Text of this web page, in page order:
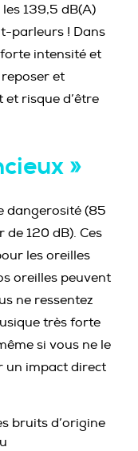
139,5 dB(A)
parleurs ! Dans
intensité et
reposer et
risque d’être
»
dangerosité (85
de 120 dB). Ces
les oreilles
oreilles peuvent
ne ressentez
très forte
si vous ne le
un impact direct
bruits d’origine